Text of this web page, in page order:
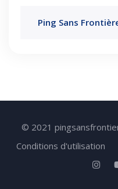
Ping Sans
© 2021
Conditions d'utilisation